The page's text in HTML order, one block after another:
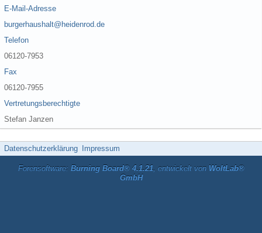
E-Mail-Adresse
burgerhaushalt@heidenrod.de
Telefon
06120-7953
Fax
06120-7955
Vertretungsberechtigte
Stefan Janzen
Datenschutzerklärung Impressum
Forensoftware: Burning Board® 4.1.21, entwickelt von WoltLab®
GmbH